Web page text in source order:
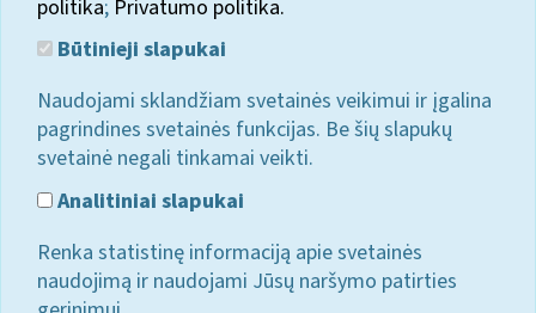
politika; Privatumo politika.
Būtinieji slapukai
Naudojami sklandžiam svetainės veikimui ir įgalina
pagrindines svetainės funkcijas. Be šių slapukų
svetainė negali tinkamai veikti.
Analitiniai slapukai
Renka statistinę informaciją apie svetainės
naudojimą ir naudojami Jūsų naršymo patirties